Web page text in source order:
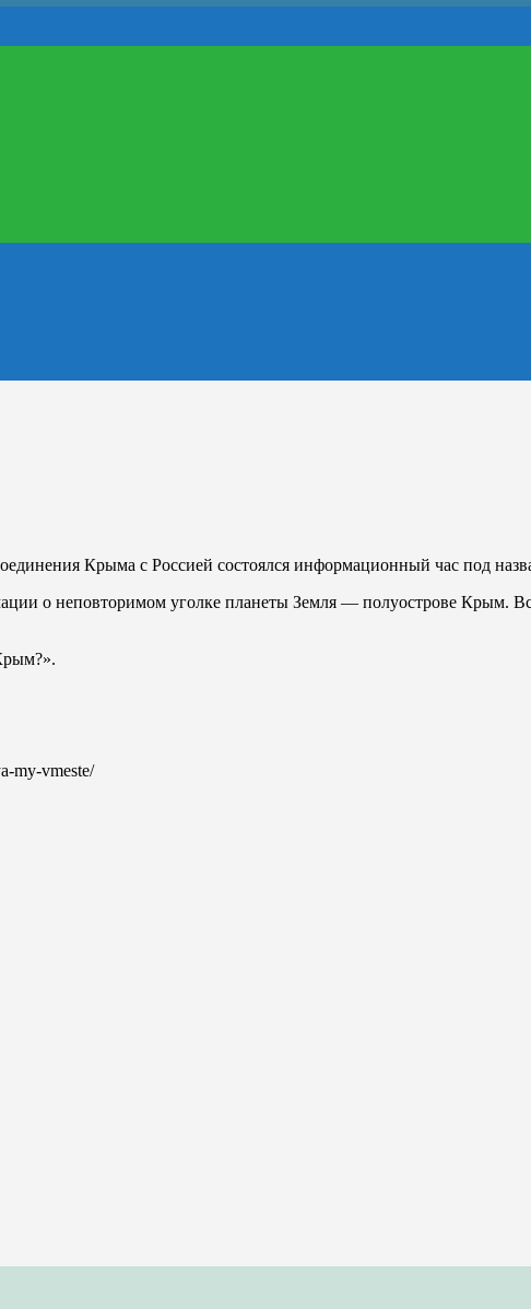
Крыма с Россией состоялся информационный час под
о неповторимом уголке планеты Земля — полуострове Крым.
my-vmeste/